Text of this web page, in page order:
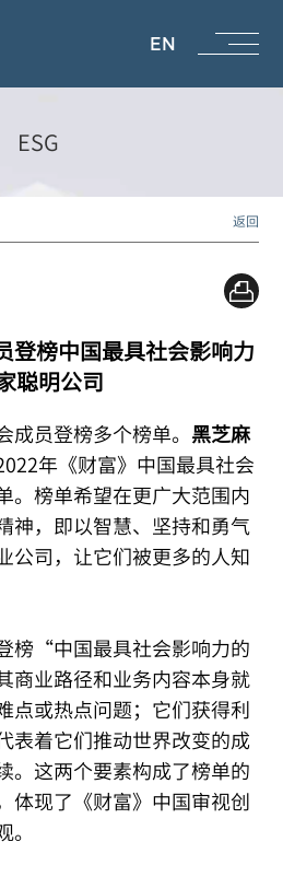
EN
ESG
返回
登榜中国最具社会影响力
聪明公司
员登榜多个榜单。 黑芝麻
年《财富》中国最具社会
。榜单希望在更广大范围内
神，即以智慧、坚持和勇气
公司，让它们被更多的人知
榜“中国最具社会影响力的
业路径和业务内容本身就
点或热点问题；它们获得利
表着它们推动世界改变的成
。这两个要素构成了榜单的
体现了《财富》中国审视创